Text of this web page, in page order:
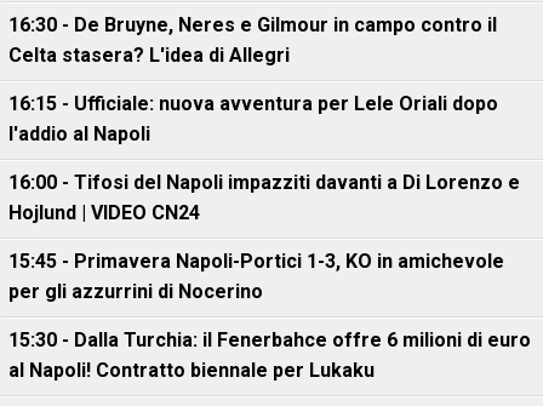
16:30 - De Bruyne, Neres e Gilmour in campo contro il
Celta stasera? L'idea di Allegri
16:15 - Ufficiale: nuova avventura per Lele Oriali dopo
l'addio al Napoli
16:00 - Tifosi del Napoli impazziti davanti a Di Lorenzo e
Hojlund | VIDEO CN24
15:45 - Primavera Napoli-Portici 1-3, KO in amichevole
per gli azzurrini di Nocerino
15:30 - Dalla Turchia: il Fenerbahce offre 6 milioni di euro
al Napoli! Contratto biennale per Lukaku